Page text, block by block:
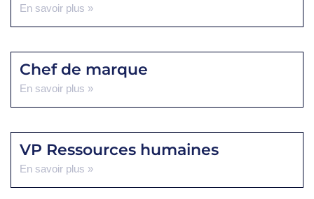
En savoir plus »
Chef de marque
En savoir plus »
VP Ressources humaines
En savoir plus »